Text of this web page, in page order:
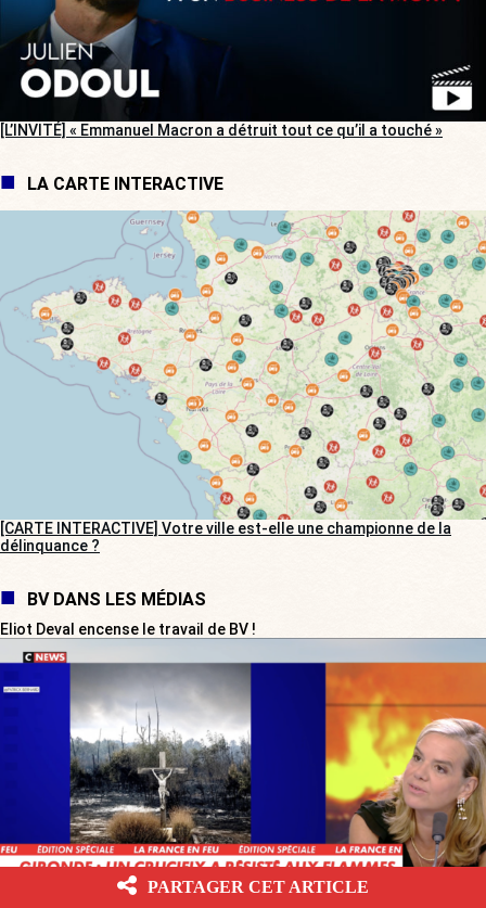
[L’INVITÉ] « Emmanuel Macron a détruit tout ce qu’il a touché »
LA CARTE INTERACTIVE
[CARTE INTERACTIVE] Votre ville est-elle une championne de la
délinquance ?
BV DANS LES MÉDIAS
Eliot Deval encense le travail de BV !
PARTAGER CET ARTICLE